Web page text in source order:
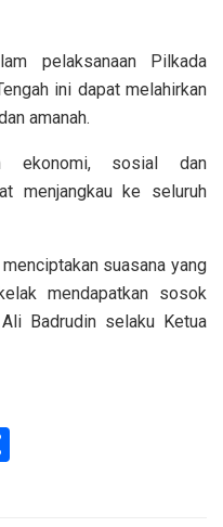
pelaksanaan Pilkada
ini dapat melahirkan
amanah.
ekonomi, sosial dan
menjangkau ke seluruh
suasana yang
mendapatkan sosok
Badrudin selaku Ketua